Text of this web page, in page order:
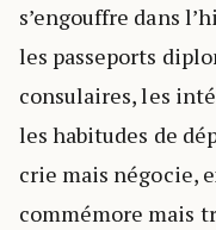
s’engouffre dans
les passeports
consulaires, les
les habitudes de
crie mais négocie,
commémore mais